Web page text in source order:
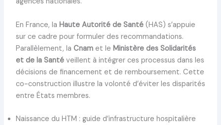
En France, la Haute Autorité de Santé(HAS) s’appuie
sur ce cadre pour formuler des recommandations.
Parallèlement, la Cnamet le Ministère des Solidarités
et de la Santéveillent à intégrer ces processus dans les
décisions de financement et de remboursement. Cette
co-construction illustre la volonté d’éviter les disparités
entre États membres.
Naissance du HTM : guide d’infrastructure hospitalière